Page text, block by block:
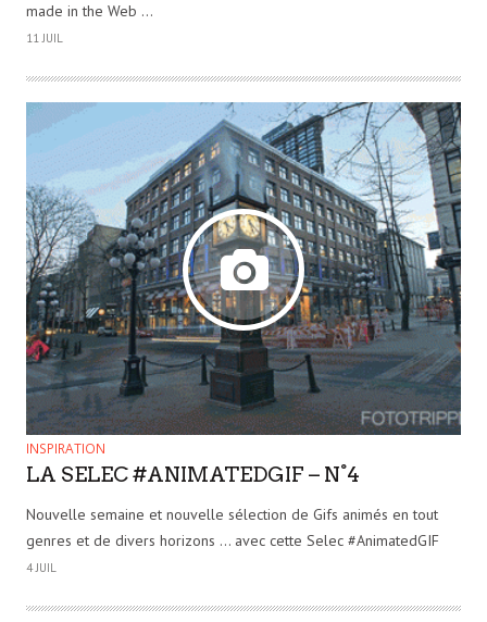
made in the Web …
11 JUIL
INSPIRATION
LA SELEC #ANIMATEDGIF – N°4
Nouvelle semaine et nouvelle sélection de Gifs animés en tout
genres et de divers horizons … avec cette Selec #AnimatedGIF
4 JUIL